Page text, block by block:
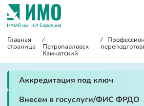
Главная
страница
/
Петропавловск-
Камчатский
/
Аккредитация под ключ
Внесем в госуслуги/ФИС ФРДО